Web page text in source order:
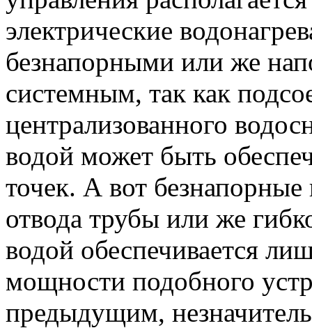
электрические
безнапорными или же
системным, так как
централизованного
водой может быть
точек. А вот
отвода трубы или же
водой обеспечивается
мощности подобного
предыдущим,